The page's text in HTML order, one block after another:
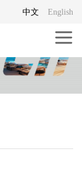
English
中文